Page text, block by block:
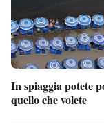
In spiaggia potete
quello che volete